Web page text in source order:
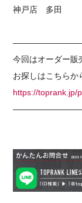
神戸店 多田
今回はオーダー販
お探しはこちらか
https://toprank.jp/